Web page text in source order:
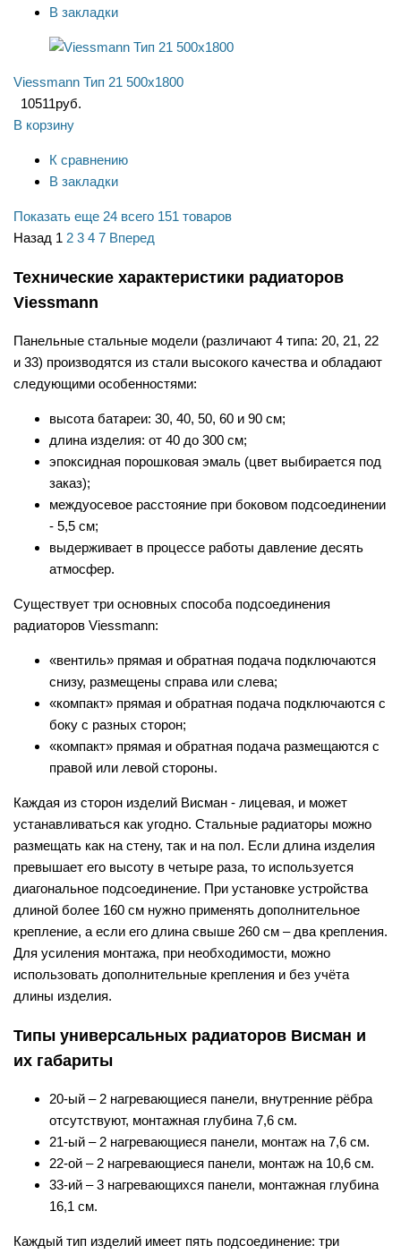
В закладки
Viessmann Тип 21 500x1800
10511руб.
В корзину
К сравнению
В закладки
Показать еще 24 всего 151 товаров
Назад 1 2 3 4 7 Вперед
Технические характеристики радиаторов
Viessmann
Панельные стальные модели (различают 4 типа: 20, 21, 22
и 33) производятся из стали высокого качества и обладают
следующими особенностями:
высота батареи: 30, 40, 50, 60 и 90 см;
длина изделия: от 40 до 300 см;
эпоксидная порошковая эмаль (цвет выбирается под
заказ);
междуосевое расстояние при боковом подсоединении
- 5,5 см;
выдерживает в процессе работы давление десять
атмосфер.
Существует три основных способа подсоединения
радиаторов Viessmann:
«вентиль» прямая и обратная подача подключаются
снизу, размещены справа или слева;
«компакт» прямая и обратная подача подключаются с
боку с разных сторон;
«компакт» прямая и обратная подача размещаются с
правой или левой стороны.
Каждая из сторон изделий Висман - лицевая, и может
устанавливаться как угодно. Стальные радиаторы можно
размещать как на стену, так и на пол. Если длина изделия
превышает его высоту в четыре раза, то используется
диагональное подсоединение. При установке устройства
длиной более 160 см нужно применять дополнительное
крепление, а если его длина свыше 260 см – два крепления.
Для усиления монтажа, при необходимости, можно
использовать дополнительные крепления и без учёта
длины изделия.
Типы универсальных радиаторов Висман и
их габариты
20-ый – 2 нагревающиеся панели, внутренние рёбра
отсутствуют, монтажная глубина 7,6 см.
21-ый – 2 нагревающиеся панели, монтаж на 7,6 см.
22-ой – 2 нагревающиеся панели, монтаж на 10,6 см.
33-ий – 3 нагревающихся панели, монтажная глубина
16,1 см.
Каждый тип изделий имеет пять подсоединение: три